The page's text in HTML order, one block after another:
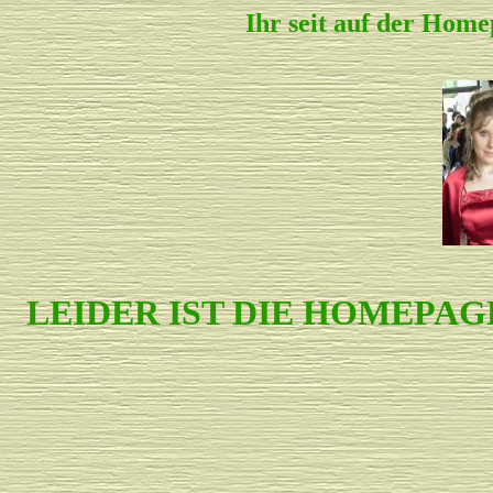
Ihr seit auf der
LEIDER IST DIE